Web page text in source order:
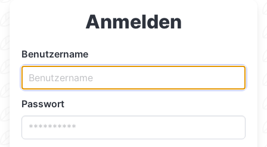
Anmelden
Benutzername
Passwort